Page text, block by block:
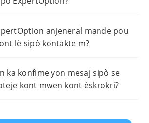
anjeneral mande pou
lè sipò kontakte m?
ka konfime yon mesaj sipò se
kont mwen kont èskrokri?